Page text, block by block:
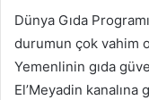
Dünya Gıda
durumun çok vahim
Yemenlinin gıda
El’Meyadin kanalına